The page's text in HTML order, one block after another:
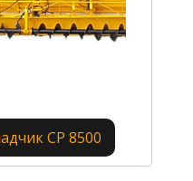
CP 8500